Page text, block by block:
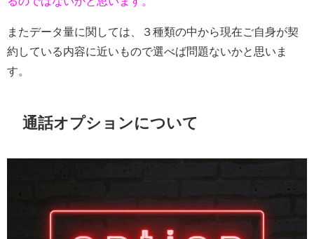
またデータ量に関しては、３種類の中から現在ご自身が契
約している内容に近いもので選べば問題ないかと思いま
す。
通話オプションについて